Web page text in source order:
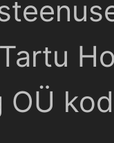
OÜ